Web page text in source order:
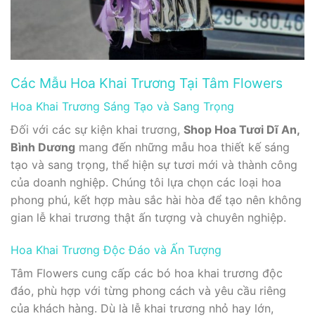
Các Mẫu Hoa Khai Trương Tại Tâm Flowers
Hoa Khai Trương Sáng Tạo và Sang Trọng
Đối với các sự kiện khai trương, Shop Hoa Tươi Dĩ An,
Bình Dương mang đến những mẫu hoa thiết kế sáng
tạo và sang trọng, thể hiện sự tươi mới và thành công
của doanh nghiệp. Chúng tôi lựa chọn các loại hoa
phong phú, kết hợp màu sắc hài hòa để tạo nên không
gian lễ khai trương thật ấn tượng và chuyên nghiệp.
Hoa Khai Trương Độc Đáo và Ấn Tượng
Tâm Flowers cung cấp các bó hoa khai trương độc
đáo, phù hợp với từng phong cách và yêu cầu riêng
của khách hàng. Dù là lễ khai trương nhỏ hay lớn,